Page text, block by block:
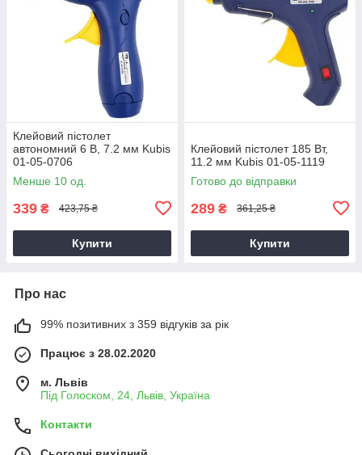
Клейовий пістолет
автономний 6 В, 7.2 мм Kubis
01-05-0706
Менше 10 од.
339 ₴ 423,75 ₴
Купити
Клейовий пістолет 185 Вт,
11.2 мм Kubis 01-05-1119
Готово до відправки
289 ₴ 361,25 ₴
Купити
Про нас
99% позитивних з 359 відгуків за рік
Працює з 28.02.2020
м. Львів
Під Голоском, 24, Львів, Україна
Контакти